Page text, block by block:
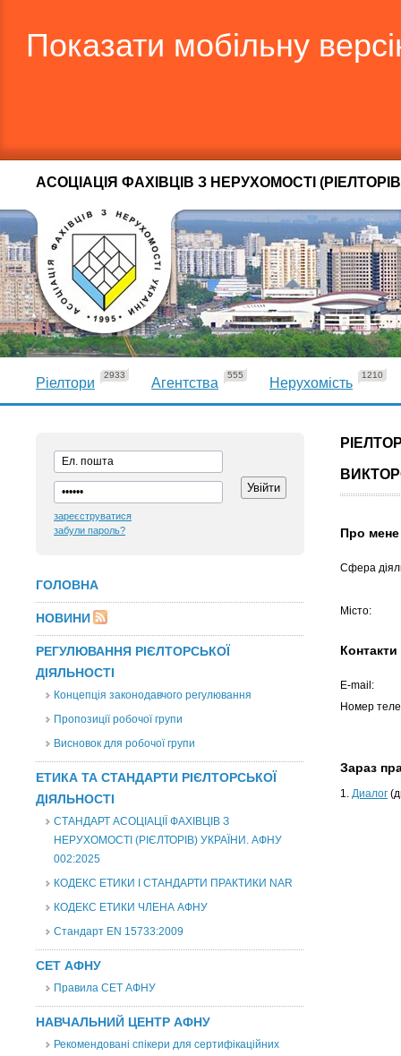
Показати мобільну
АСОЦІАЦІЯ ФАХІВЦІВ З НЕРУХОМОСТІ
Ріелтори
2933
Агентства
555
Нерухомість
1210
зареєструватися
забули пароль?
ГОЛОВНА
НОВИНИ
РЕГУЛЮВАННЯ РІЄЛТОРСЬКОЇ
ДІЯЛЬНОСТІ
Концепція законодавчого регулювання
Пропозиції робочої групи
Висновок для робочої групи
ЕТИКА ТА СТАНДАРТИ РІЄЛТОРСЬКОЇ
ДІЯЛЬНОСТІ
СТАНДАРТ АСОЦІАЦІЇ ФАХІВЦІВ З
НЕРУХОМОСТІ (РІЄЛТОРІВ) УКРАЇНИ. АФНУ
002:2025
КОДЕКС ЕТИКИ І СТАНДАРТИ ПРАКТИКИ NAR
КОДЕКС ЕТИКИ ЧЛЕНА АФНУ
Стандарт EN 15733:2009
СЕТ АФНУ
Правила СЕТ АФНУ
НАВЧАЛЬНИЙ ЦЕНТР АФНУ
Рекомендовані спікери для сертифікаційних
Про мене
Сфера
Місто:
Контакти
E-mail:
Номер
Зараз
1. Диалог